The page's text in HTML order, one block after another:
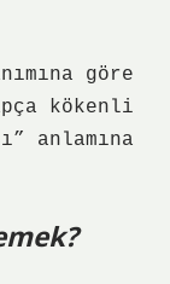
göre
kökenli
anlamına